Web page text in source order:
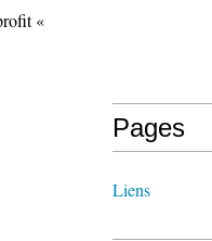
«
Pages
Liens